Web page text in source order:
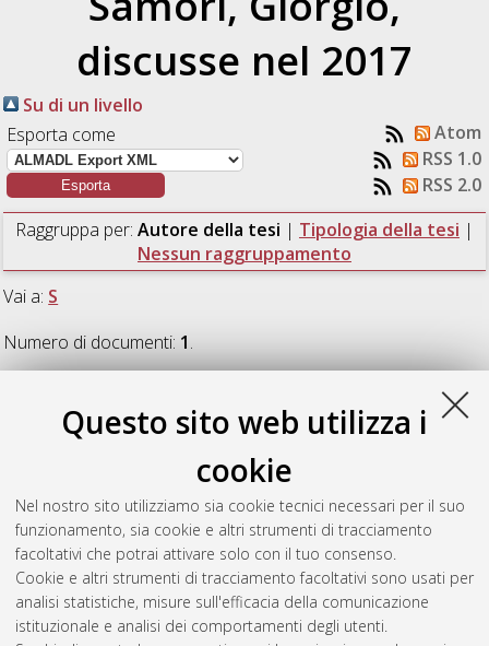
Questo sito web utilizza i
cookie
Nel nostro sito utilizziamo sia cookie tecnici necessari per il suo
funzionamento, sia cookie e altri strumenti di tracciamento
facoltativi che potrai attivare solo con il tuo consenso.
Cookie e altri strumenti di tracciamento facoltativi sono usati per
analisi statistiche, misure sull'efficacia della comunicazione
istituzionale e analisi dei comportamenti degli utenti.
discusse nel 2017
Su di un livello
Esporta come
Atom
RSS 1.0
RSS 2.0
Raggruppa per: Autore della tesi | Tipologia della tesi |
Nessun raggruppamento
Vai a: S
Numero di documenti: 1.
Analysis and implementation of an
devices.[Laurea magistrale], Università di Bologna, Corso di
Studio inAutomation engineering / ingegneria
dell’automazione [LM-DM270], Documento full-text non
disponibile